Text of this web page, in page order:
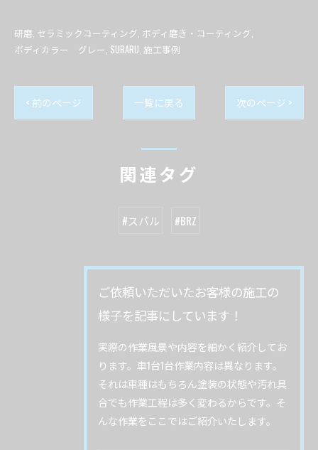
研磨 セラミックコーティング ボディ磨き・コーティング
ボディカラー グレー SUBARU 施工事例
< 前のページ 一覧に戻る 次のページ >
関連タグ
#スバル #BRZ
ご依頼いただいたお客様の施工の
様子を記事にしています！
実際の作業風景や内容を細かく紹介してお
ります。車1台1台作業内容は異なります。
それは車種はもちろん塗装の状態や汚れ具
合でも作業工程は多く変わるからです。そ
んな作業をここではご紹介いたします。